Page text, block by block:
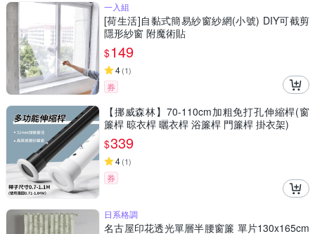
一入組
[荷生活]自黏式簡易紗窗紗網(小號) DIY可截剪
隱形紗窗 附魔術貼
$149
4(1)
券
【挪威森林】70-110cm加粗免打孔伸縮桿(窗
簾桿 晾衣桿 曬衣桿 浴簾桿 門簾桿 掛衣架)
$339
4(1)
券
日系格調
名古屋印花透光單層半腰窗簾 單片130x165cm